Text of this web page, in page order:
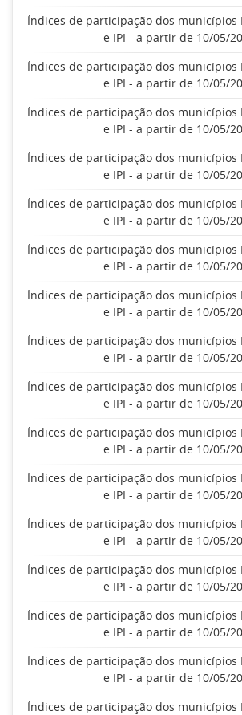
Índices de participação dos municípios
e IPI - a partir de 10/05/
Índices de participação dos municípios
e IPI - a partir de 10/05/
Índices de participação dos municípios
e IPI - a partir de 10/05/
Índices de participação dos municípios
e IPI - a partir de 10/05/
Índices de participação dos municípios
e IPI - a partir de 10/05/
Índices de participação dos municípios
e IPI - a partir de 10/05/
Índices de participação dos municípios
e IPI - a partir de 10/05/
Índices de participação dos municípios
e IPI - a partir de 10/05/
Índices de participação dos municípios
e IPI - a partir de 10/05/
Índices de participação dos municípios
e IPI - a partir de 10/05/
Índices de participação dos municípios
e IPI - a partir de 10/05/
Índices de participação dos municípios
e IPI - a partir de 10/05/
Índices de participação dos municípios
e IPI - a partir de 10/05/
Índices de participação dos municípios
e IPI - a partir de 10/05/
Índices de participação dos municípios
e IPI - a partir de 10/05/
Índices de participação dos municípios